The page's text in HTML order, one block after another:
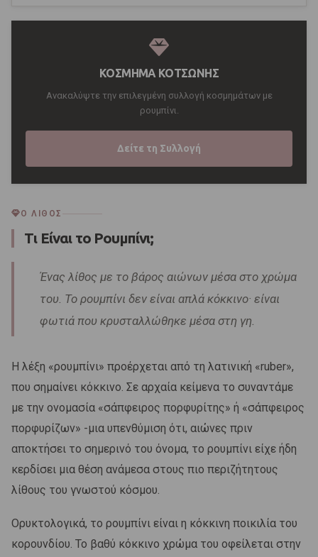
ΚΟΣΜΗΜΑ ΚΟΤΣΩΝΗΣ
Ανακαλύψτε την επιλεγμένη συλλογή κοσμημάτων με
ρουμπίνι.
Δείτε τη Συλλογή
Ο ΛΙΘΟΣ
Τι Είναι το Ρουμπίνι;
Ένας λίθος με το βάρος αιώνων μέσα στο χρώμα
του. Το ρουμπίνι δεν είναι απλά κόκκινο· είναι
φωτιά που κρυσταλλώθηκε μέσα στη γη.
Η λέξη «ρουμπίνι» προέρχεται από τη λατινική «ruber»,
που σημαίνει κόκκινο. Σε αρχαία κείμενα το συναντάμε
με την ονομασία «σάπφειρος πορφυρίτης» ή «σάπφειρος
πορφυρίζων» -μια υπενθύμιση ότι, αιώνες πριν
αποκτήσει το σημερινό του όνομα, το ρουμπίνι είχε ήδη
κερδίσει μια θέση ανάμεσα στους πιο περιζήτητους
λίθους του γνωστού κόσμου.
Ορυκτολογικά, το ρουμπίνι είναι η κόκκινη ποικιλία του
κορουνδίου. Το βαθύ κόκκινο χρώμα του οφείλεται στην